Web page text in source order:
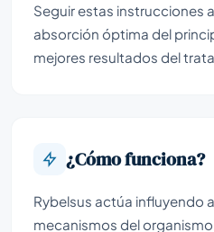
Seguir estas instrucciones
absorción óptima del
mejores resultados del
¿Cómo funciona?
Rybelsus actúa influyendo
mecanismos del